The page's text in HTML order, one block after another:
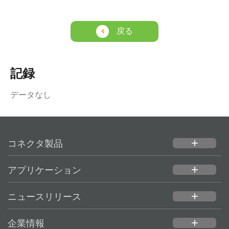
戻る
記録
データなし
コネクタ製品 add
アプリケーション add
ニュースリリース add
企業情報 add